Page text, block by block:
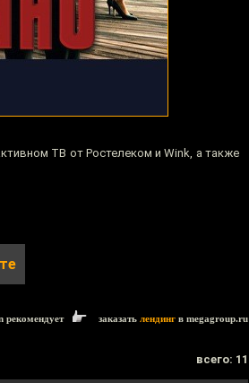
ТВ от Ростелеком и Wink, а также
рекомендует заказать лендинг в megagroup.ru
всего: 11